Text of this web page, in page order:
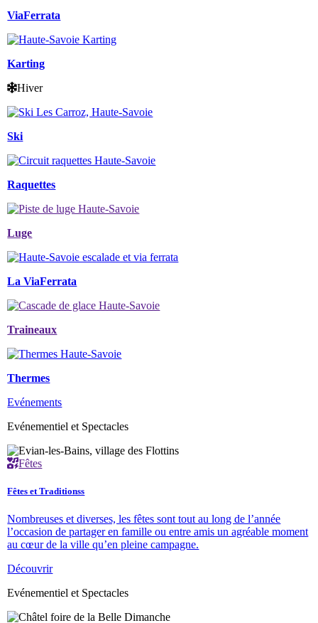
ViaFerrata
Karting
Hiver
Ski
Raquettes
Luge
La ViaFerrata
Traineaux
Thermes
Evénements
Evénementiel et Spectacles
Fêtes
Fêtes et Traditionss
Nombreuses et diverses, les fêtes sont tout au long de l’année
l’occasion de partager en famille ou entre amis un agréable moment
au cœur de la ville qu’en pleine campagne.
Découvrir
Evénementiel et Spectacles